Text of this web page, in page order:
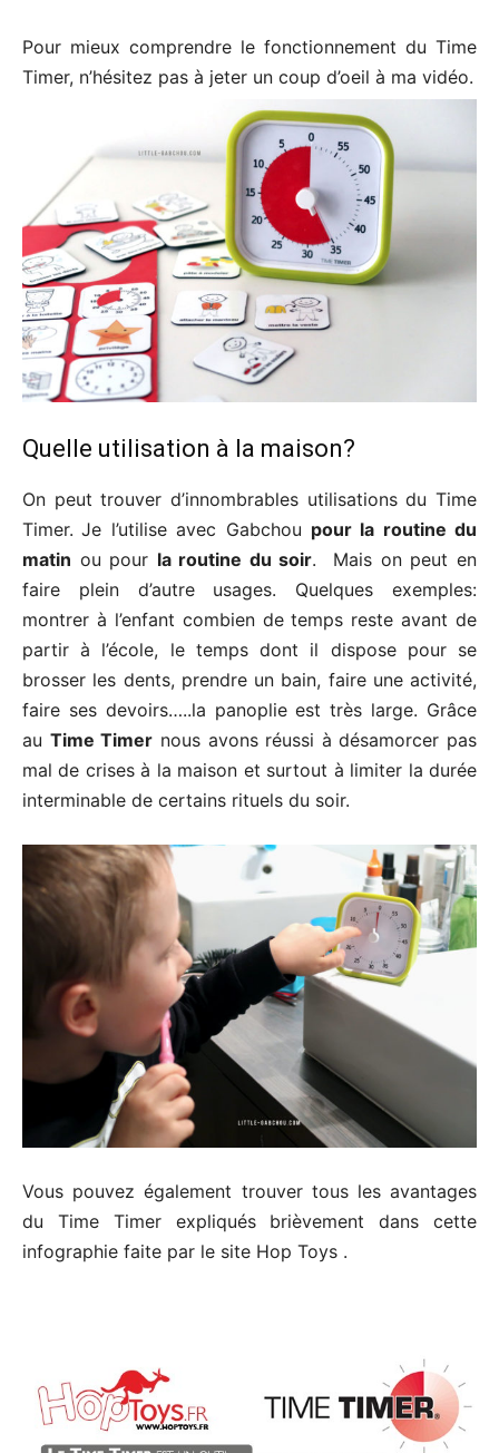
Pour mieux comprendre le fonctionnement du Time
Timer, n’hésitez pas à jeter un coup d’oeil à ma vidéo.
Quelle utilisation à la maison?
On peut trouver d’innombrables utilisations du Time
Timer. Je l’utilise avec Gabchou pour la routine du
matin ou pour la routine du soir. Mais on peut en
faire plein d’autre usages. Quelques exemples:
montrer à l’enfant combien de temps reste avant de
partir à l’école, le temps dont il dispose pour se
brosser les dents, prendre un bain, faire une activité,
faire ses devoirs…..la panoplie est très large. Grâce
au Time Timer nous avons réussi à désamorcer pas
mal de crises à la maison et surtout à limiter la durée
interminable de certains rituels du soir.
Vous pouvez également trouver tous les avantages
du Time Timer expliqués brièvement dans cette
infographie faite par le site Hop Toys .